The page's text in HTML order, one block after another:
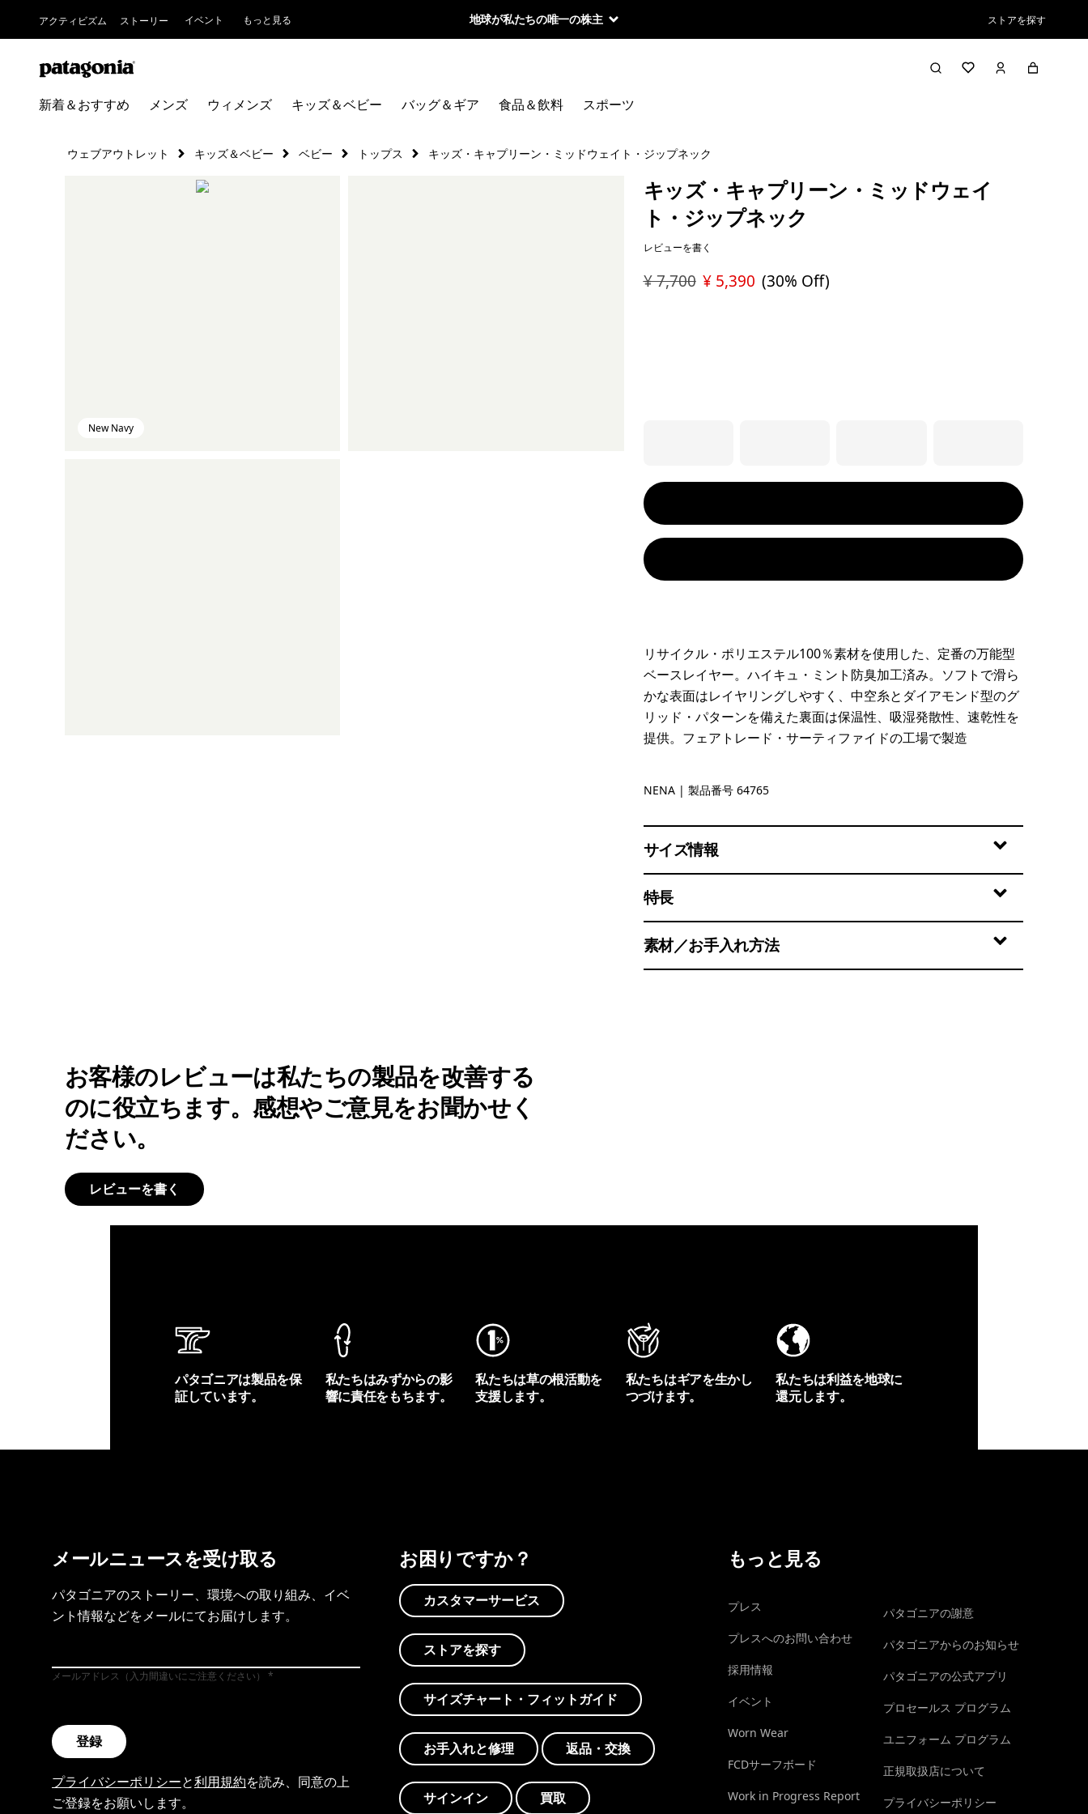
アクティビズム ストーリー イベント もっと見る 地球が私たちの唯一の株主 ストアを探す
新着＆おすすめ メンズ ウィメンズ キッズ＆ベビー バッグ＆ギア 食品＆飲料 スポーツ
ウェブアウトレット キッズ＆ベビー ベビー トップス キッズ・キャプリーン・ミッドウェイト・ジップネック
New Navy
キッズ・キャプリーン・ミッドウェイ
ト・ジップネック
レビューを書く
¥ 7,700 ¥ 5,390 (30% Off)
リサイクル・ポリエステル100％素材を使用した、定番の万能型
ベースレイヤー。ハイキュ・ミント防臭加工済み。ソフトで滑ら
かな表面はレイヤリングしやすく、中空糸とダイアモンド型のグ
リッド・パターンを備えた裏面は保温性、吸湿発散性、速乾性を
提供。フェアトレード・サーティファイドの工場で製造
New Navy
NENA | 製品番号 64765
サイズ情報
特長
素材／お手入れ方法
お客様のレビューは私たちの製品を改善する
のに役立ちます。感想やご意見をお聞かせく
ださい。
レビューを書く
パタゴニアは製品を保
証しています。
私たちはみずからの影
響に責任をもちます。
私たちは草の根活動を
支援します。
私たちはギアを生かし
つづけます。
私たちは利益を地球に
還元します。
メールニュースを受け取る
パタゴニアのストーリー、環境への取り組み、イベ
ント情報などをメールにてお届けします。
メールアドレス（入力間違いにご注意ください）
登録
プライバシーポリシーと利用規約を読み、同意の上
ご登録をお願いします。
お困りですか？
カスタマーサービス
ストアを探す
サイズチャート・フィットガイド
お手入れと修理 返品・交換
サインイン 買取
もっと見る
プレス
プレスへのお問い合わせ
採用情報
イベント
Worn Wear
FCDサーフボード
Work in Progress Report
パタゴニアの謝意
パタゴニアからのお知らせ
パタゴニアの公式アプリ
プロセールス プログラム
ユニフォーム プログラム
正規取扱店について
プライバシーポリシー